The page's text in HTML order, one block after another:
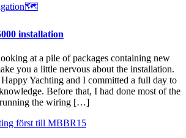
installation
at a pile of packages containing new
you a little nervous about the installation.
Yachting and I committed a full day to
Before that, I had done most of the
running the wiring […]